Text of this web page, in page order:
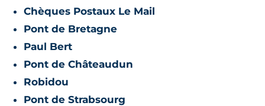
Chèques Postaux Le Mail
Pont de Bretagne
Paul Bert
Pont de Châteaudun
Robidou
Pont de Strabsourg